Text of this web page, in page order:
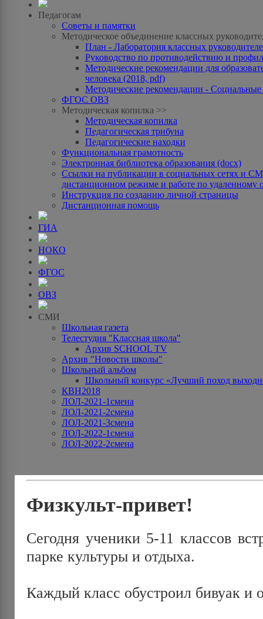
Педагогам
Советы и памятки
Методическое объединение классных
План - Лаборатория классных
Руководство по противодействию и
Методические рекомендации для
человека (2018, pdf)
Методические рекомендации -
ФГОС ОВЗ
Методическая копилка >>
Методическая копилка
Педагогическая трибуна
Педагогические находки
Функциональная грамотность
Электронная библиотека образования (docx)
Ссылки на публикации в социальных сетях и
дистанционном режиме и работе по удаленному
Инструкция по созданию личной страницы
Дистанционная помощь
ГИА
НОКО
ФГОС
ОВЗ
СМИ
Школьная газета
Телестудия "Классная школа"
Архив SCHOOL TV
Архив "Новости школы"
Школьный альбом
Школьный конкурс «Лучший поход
КВН2018
ЛОЛ-2021-1смена
ЛОЛ-2021-2смена
ЛОЛ-2021-3смена
ЛОЛ-2022-1смена
ЛОЛ-2022-2смена
Физкульт-привет!
Сегодня ученики 5-11 классов
парке культуры и отдыха.
Каждый класс обустроил бивуак и